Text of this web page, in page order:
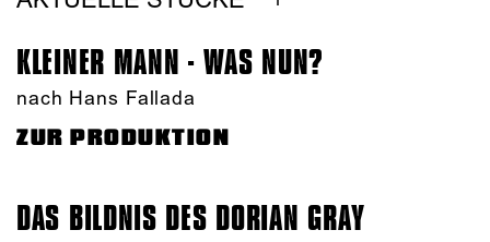
KLEINER MANN - WAS NUN?
nach Hans Fallada
ZUR PRODUKTION
DAS BILDNIS DES DORIAN GRAY